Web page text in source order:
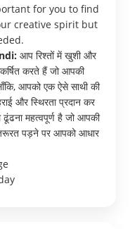
for you to find
creative spirit but
आप रिश्तों में खुशी और
करते हैं जो आपकी
आपको एक ऐसे साथी की
और स्थिरता प्रदान कर
महत्वपूर्ण है जो आपकी
पड़ने पर आपको आधार